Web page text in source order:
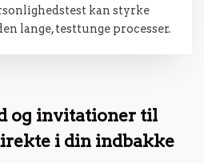
kan styrke
lange, testtunge processer.
og invitationer til
i din indbakke